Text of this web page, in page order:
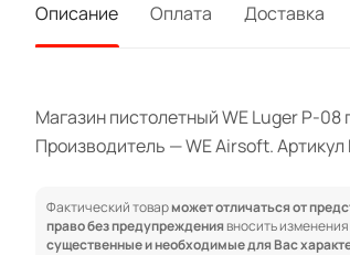
Описание Оплата Доставка
Магазин пистолетный WE Luger P-08
Производитель — WE Airsoft. Артикул
Фактический товарможет отличаться от
право без предупреждениявносить
существенные и необходимые для Вас